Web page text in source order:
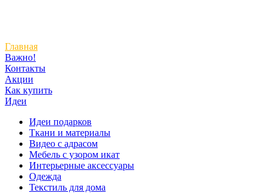
Главная
Важно!
Контакты
Акции
Как купить
Идеи
Идеи подарков
Ткани и материалы
Видео с адрасом
Мебель с узором икат
Интерьерные аксессуары
Одежда
Текстиль для дома